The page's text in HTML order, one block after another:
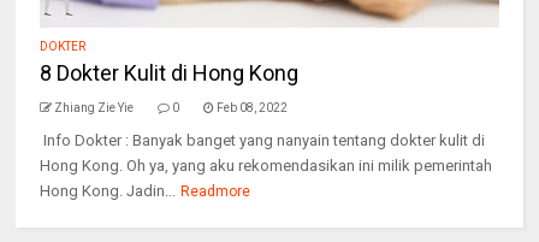
DOKTER
8 Dokter Kulit di Hong Kong
Zhiang Zie Yie 0 Feb 08, 2022
Info Dokter : Banyak banget yang nanyain tentang dokter kulit di
Hong Kong. Oh ya, yang aku rekomendasikan ini milik pemerintah
Hong Kong. Jadin... Readmore